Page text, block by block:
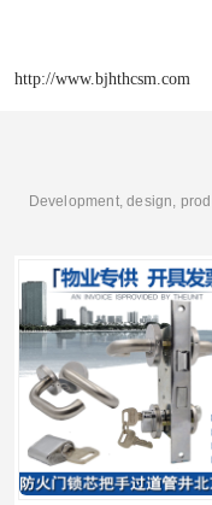
http://www.bjhthcsm.com
Development, design,